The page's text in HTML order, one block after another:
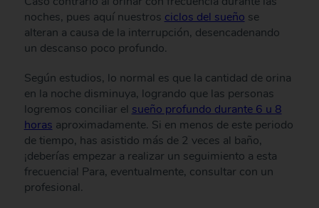
noches, pues aquí nuestros ciclos del sueño se
alteran a causa de la interrupción, desencadenando
un descanso poco profundo.
Según estudios, lo normal es que la cantidad de orina
en la noche disminuya, logrando que las personas
logremos conciliar el sueño profundo durante 6 u 8
horas aproximadamente. Si en menos de este periodo
de tiempo, has asistido más de 2 veces al baño,
¡deberías empezar a realizar un seguimiento a esta
frecuencia! Para, eventualmente, consultar con un
profesional.